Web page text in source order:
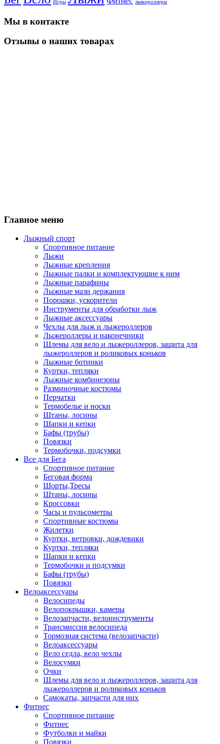
Игры лыжероллеры
Мы в контакте
Отзывы о наших товарах
Главное меню
Лыжный спорт
Спортивное питание
Лыжи
Лыжные крепления
Лыжные палки и комплектующие к ним
Лыжные парафины
Лыжные мази держания
Порошки, ускорители
Инструменты для обработки лыж
Лыжные аксессуары
Чехлы для лыж и лыжероллеров
Лыжероллеры и наконечники
Шлемы для вело и лыжероллеров, защита для
лыжероллеров и роликовых коньков
Лыжные ботинки
Куртки, тепляки
Лыжные комбинезоны
Разминочные костюмы
Перчатки
Термобелье и носки
Штаны, лосины
Шапки и кепки
Бафы (трубы)
Повязки
Термобочки, подсумки
Все для Бега
Спортивное питание
Беговая форма
Шорты,Тресы
Штаны, лосины
Кроссовки
Часы и пульсометры
Спортивные костюмы
Жилетки
Куртки, ветровки, дождевики
Куртки, тепляки
Шапки и кепки
Термобочки и подсумки
Бафы (трубы)
Повязки
Велоаксессуары
Велосипеды
Велопокрышки, камеры
Велозапчасти, велоинструменты
Трансмиссия велосипеда
Тормозная система (велозапчасти)
Велоаксессуары
Вело седла, вело чехлы
Велосумки
Очки
Шлемы для вело и лыжероллеров, защита для
лыжероллеров и роликовых коньков
Самокаты, запчасти для них
Фитнес
Спортивное питание
Фитнес
Футболки и майки
Повязки